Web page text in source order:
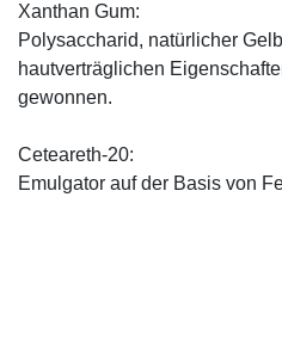
Xanthan Gum:
Polysaccharid, natürlicher
hautverträglichen
gewonnen.
Ceteareth-20:
Emulgator auf der Basis von